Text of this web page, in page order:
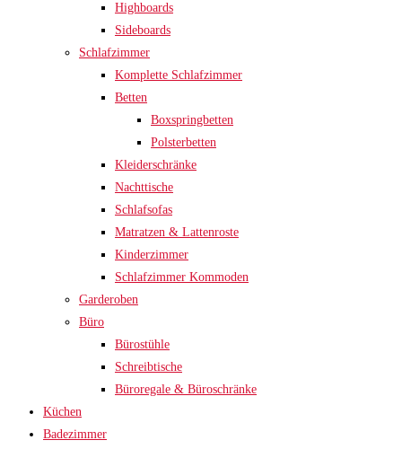
Highboards
Sideboards
Schlafzimmer
Komplette Schlafzimmer
Betten
Boxspringbetten
Polsterbetten
Kleiderschränke
Nachttische
Schlafsofas
Matratzen & Lattenroste
Kinderzimmer
Schlafzimmer Kommoden
Garderoben
Büro
Bürostühle
Schreibtische
Büroregale & Büroschränke
Küchen
Badezimmer